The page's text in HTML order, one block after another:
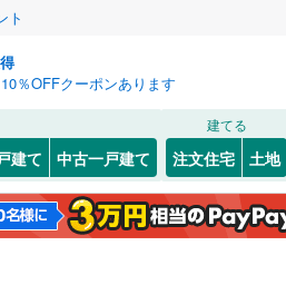
ト
10％OFFクーポンあります
建て 中古一戸建て
建てる
注文住宅 土地